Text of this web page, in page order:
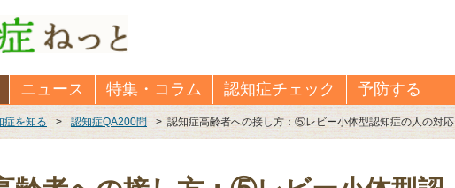
ニュース 特集・コラム 認知症チェック 予防する
症を知る > 認知症QA200問 > 認知症高齢者への接し方：⑤レビー小体型認知症の人の対応